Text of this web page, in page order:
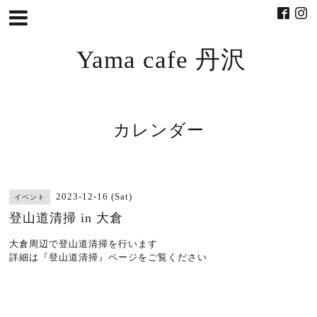
Yama cafe 丹沢
カレンダー
イベント 2023-12-16 (Sat)
登山道清掃 in 大倉
大倉周辺で登山道清掃を行います
詳細は『登山道清掃』ページをご覧ください